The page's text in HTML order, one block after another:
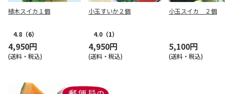
植木スイカ１個
4.8 （6）
4,950円
(送料・税込)
小玉すいか２個
4.0 （1）
4,950円
(送料・税込)
小玉スイカ ２個
5,100円
(送料・税込)